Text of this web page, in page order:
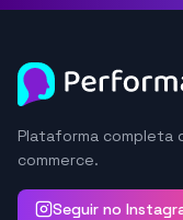
Plataforma completa
commerce.
Seguir no